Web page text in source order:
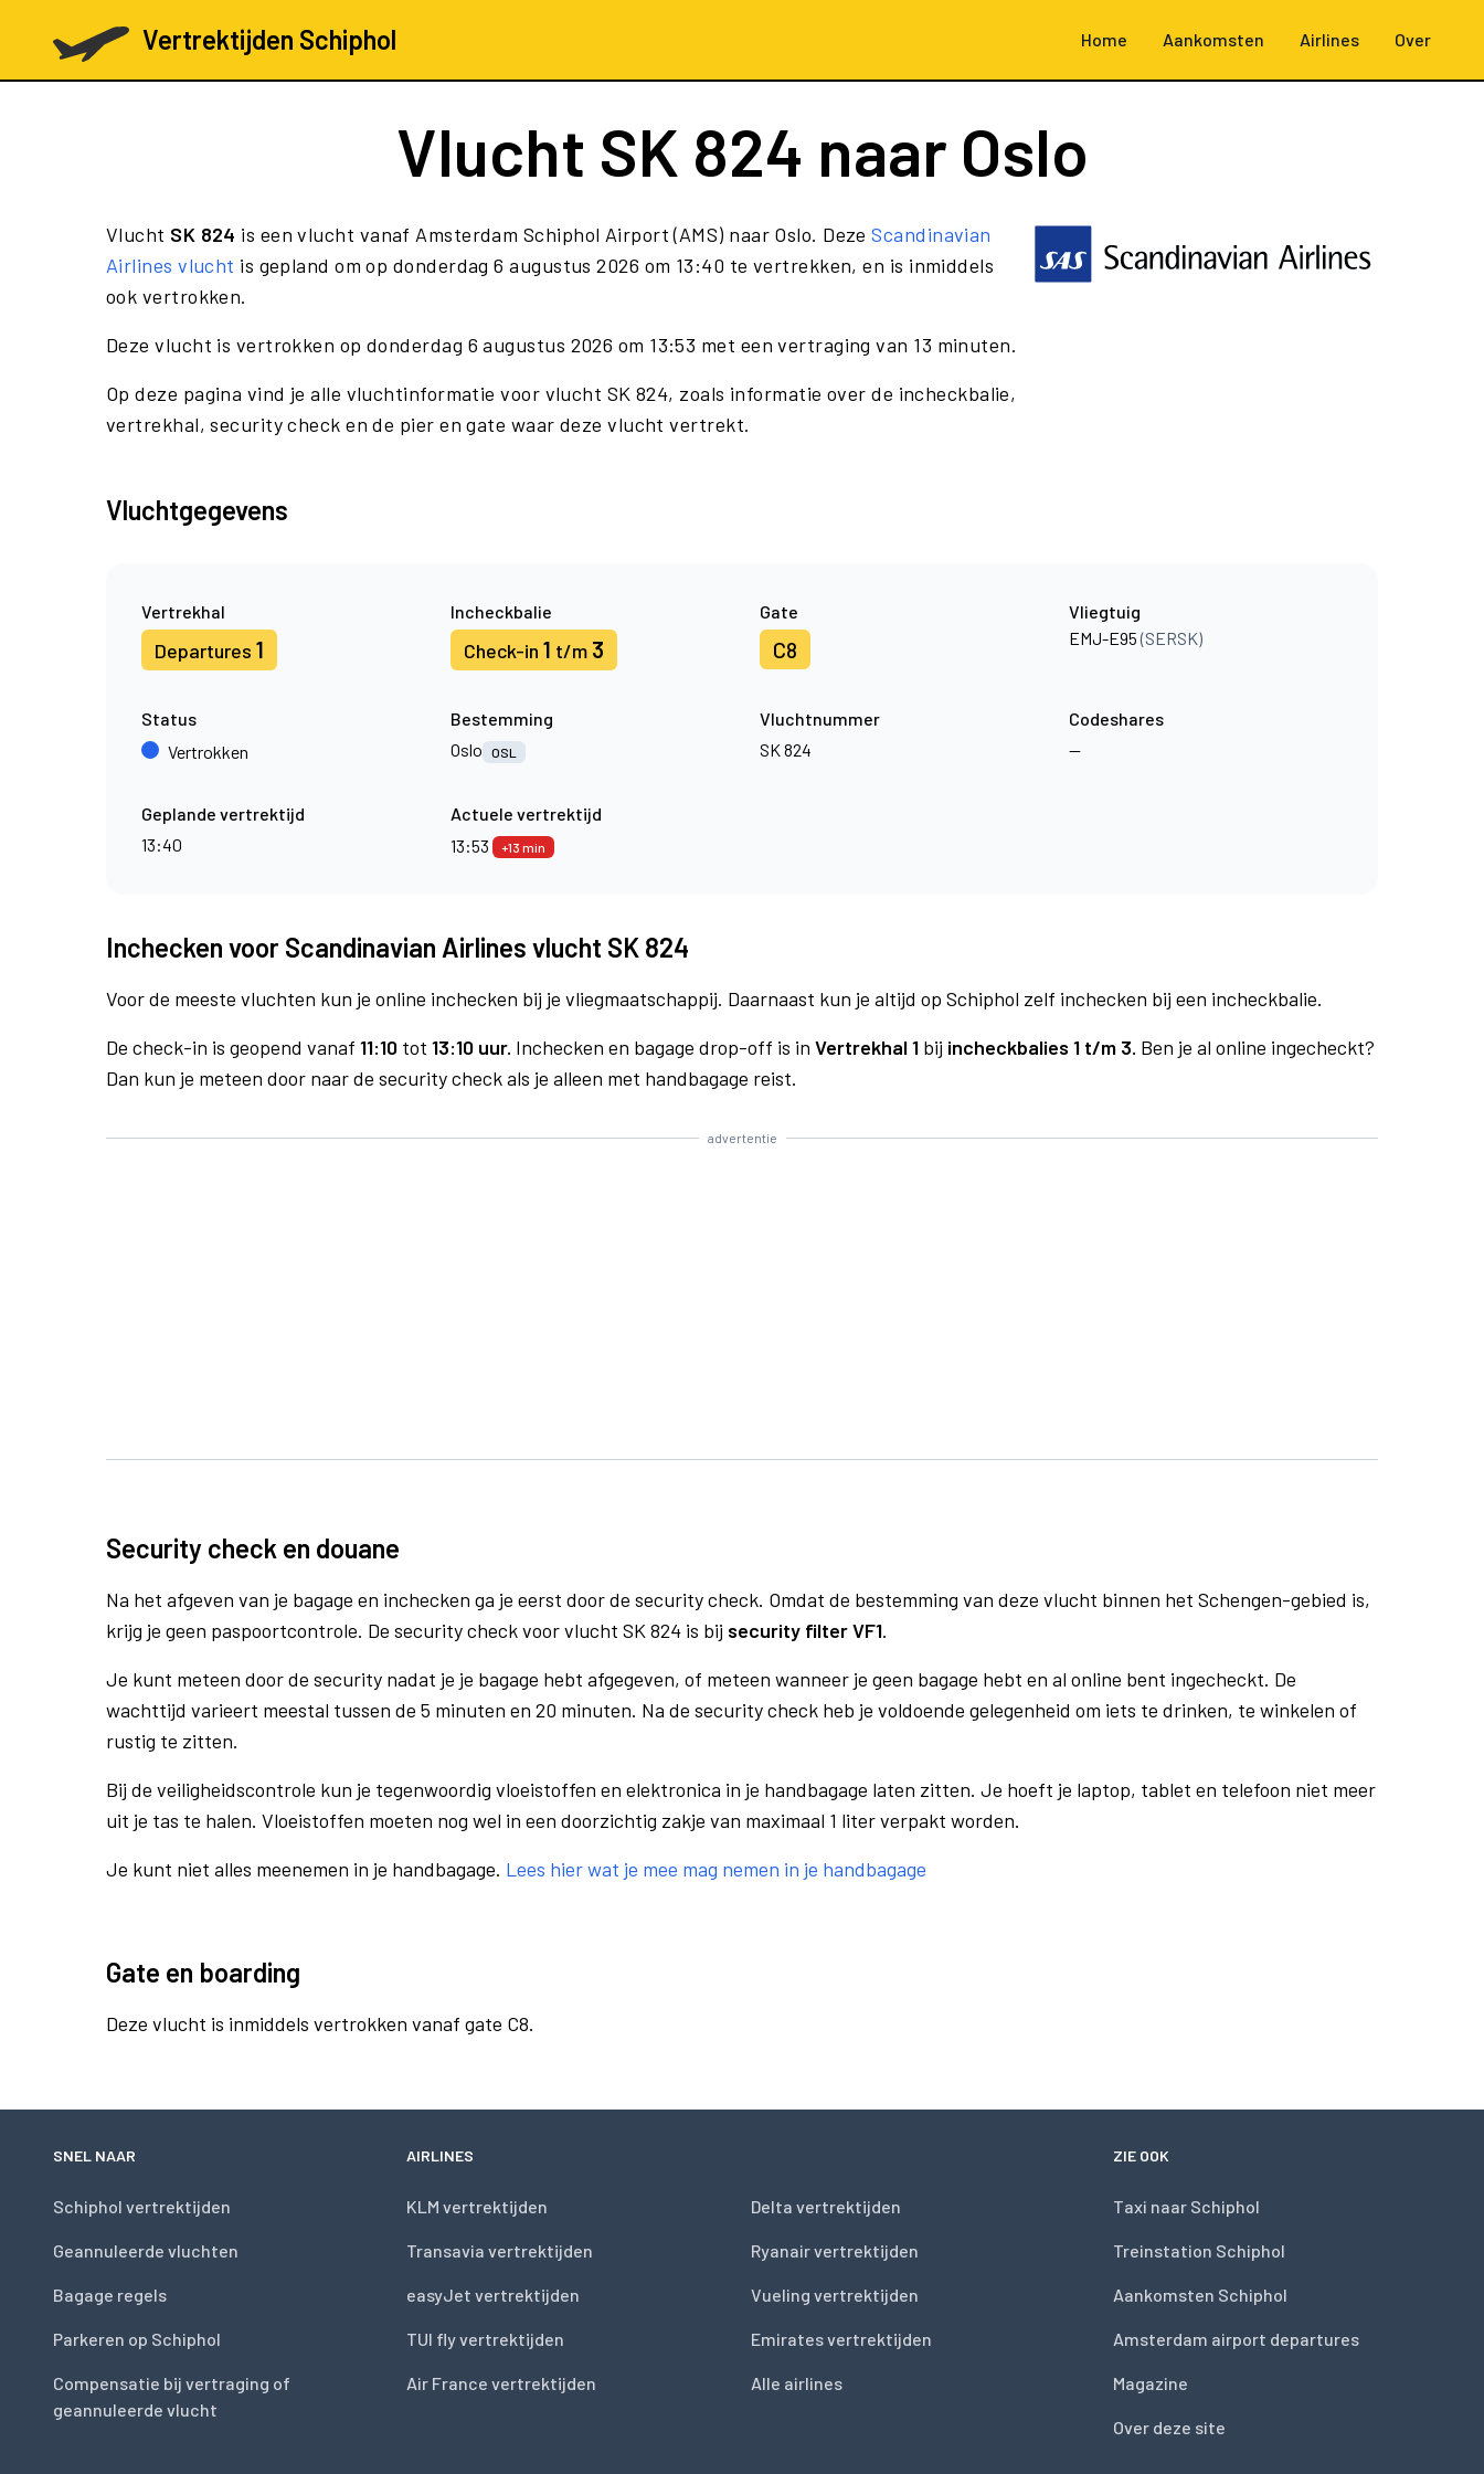
Vertrektijden Schiphol Home Aankomsten Airlines Over
Vlucht SK 824 naar Oslo
Vlucht SK 824 is een vlucht vanaf Amsterdam Schiphol Airport (AMS) naar Oslo. DezeScandinavian
Airlines vlucht is gepland om op donderdag 6 augustus 2026 om 13:40 te vertrekken, en is inmiddels
ook vertrokken.
Deze vlucht is vertrokken op donderdag 6 augustus 2026 om 13:53 met een vertraging van 13 minuten.
Op deze pagina vind je alle vluchtinformatie voor vlucht SK 824, zoals informatie over de incheckbalie,
vertrekhal, security check en de pier en gate waar deze vlucht vertrekt.
Vluchtgegevens
Vertrekhal
Departures 1
Incheckbalie
Check-in 1 t/m 3
Gate
C8
Vliegtuig
EMJ-E95(SERSK)
Status
Vertrokken
Bestemming
Oslo
OSL
Vluchtnummer
SK 824
Codeshares
—
Geplande vertrektijd
13:40
Actuele vertrektijd
13:53
+13 min
Inchecken voor Scandinavian Airlines vlucht SK 824
Voor de meeste vluchten kun je online inchecken bij je vliegmaatschappij. Daarnaast kun je altijd op Schiphol zelf inchecken bij een incheckbalie.
De check-in is geopend vanaf 11:10 tot 13:10 uur. Inchecken en bagage drop-off is in Vertrekhal 1 bij incheckbalies 1 t/m 3. Ben je al online ingecheckt?
Dan kun je meteen door naar de security check als je alleen met handbagage reist.
advertentie
Security check en douane
Na het afgeven van je bagage en inchecken ga je eerst door de security check. Omdat de bestemming van deze vlucht binnen het Schengen-gebied is,
krijg je geen paspoortcontrole. De security check voor vlucht SK 824 is bij security filter VF1.
Je kunt meteen door de security nadat je je bagage hebt afgegeven, of meteen wanneer je geen bagage hebt en al online bent ingecheckt. De
wachttijd varieert meestal tussen de 5 minuten en 20 minuten. Na de security check heb je voldoende gelegenheid om iets te drinken, te winkelen of
rustig te zitten.
Bij de veiligheidscontrole kun je tegenwoordig vloeistoffen en elektronica in je handbagage laten zitten. Je hoeft je laptop, tablet en telefoon niet meer
uit je tas te halen. Vloeistoffen moeten nog wel in een doorzichtig zakje van maximaal 1 liter verpakt worden.
Je kunt niet alles meenemen in je handbagage. Lees hier wat je mee mag nemen in je handbagage
Gate en boarding
Deze vlucht is inmiddels vertrokken vanaf gate C8.
SNEL NAAR
Schiphol vertrektijden
Geannuleerde vluchten
Bagage regels
Parkeren op Schiphol
Compensatie bij vertraging of
geannuleerde vlucht
AIRLINES
KLM vertrektijden
Transavia vertrektijden
easyJet vertrektijden
TUI fly vertrektijden
Air France vertrektijden
Delta vertrektijden
Ryanair vertrektijden
Vueling vertrektijden
Emirates vertrektijden
Alle airlines
ZIE OOK
Taxi naar Schiphol
Treinstation Schiphol
Aankomsten Schiphol
Amsterdam airport departures
Magazine
Over deze site